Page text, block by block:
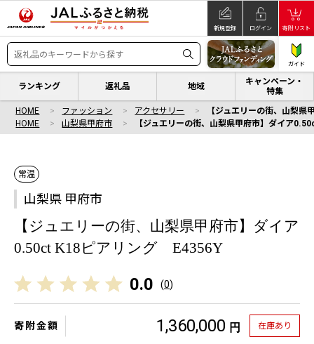
新規登録 ログイン 寄附リスト
ガイド
ランキング 返礼品 地域
キャンペーン・
特集
HOME ファッション アクセサリー
【ジュエリーの街、山梨
HOME
山梨県甲府市 【ジュエリーの街、山梨県甲府市】ダイア
常温
山梨県 甲府市
【ジュエリーの街、山梨県甲府市】ダイア
0.50ct K18ピアリング E4356Y
0.0 (0)
寄附金額 1,360,000 円 在庫あり